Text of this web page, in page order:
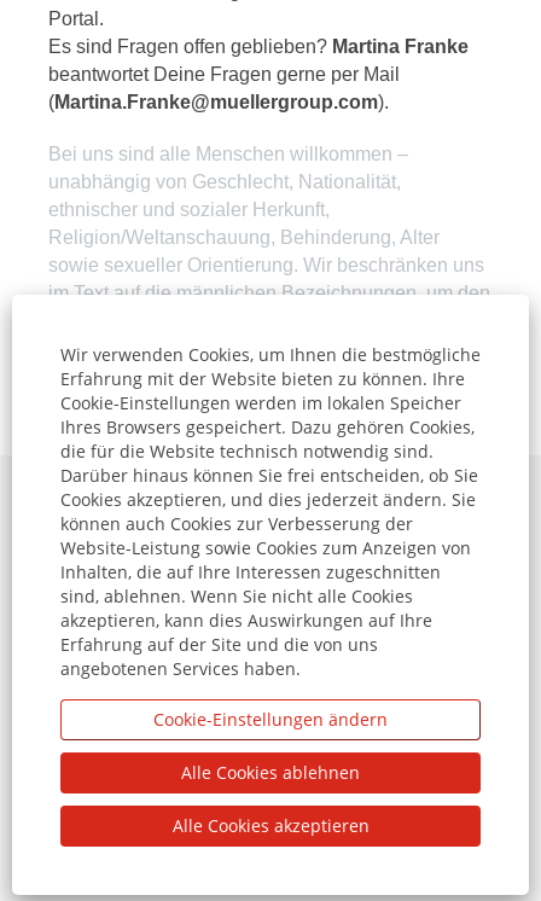
Wir verwenden Cookies, um Ihnen die bestmögliche
Erfahrung mit der Website bieten zu können. Ihre
Cookie-Einstellungen werden im lokalen Speicher
Ihres Browsers gespeichert. Dazu gehören Cookies,
die für die Website technisch notwendig sind.
Darüber hinaus können Sie frei entscheiden, ob Sie
Cookies akzeptieren, und dies jederzeit ändern. Sie
können auch Cookies zur Verbesserung der
Website-Leistung sowie Cookies zum Anzeigen von
Inhalten, die auf Ihre Interessen zugeschnitten
sind, ablehnen. Wenn Sie nicht alle Cookies
akzeptieren, kann dies Auswirkungen auf Ihre
Erfahrung auf der Site und die von uns
angebotenen Services haben.
Cookie-Einstellungen ändern
Alle Cookies ablehnen
Alle Cookies akzeptieren
Portal.
Es sind Fragen offen geblieben? Martina Franke
beantwortet Deine Fragen gerne per Mail
(Martina.Franke@muellergroup.com).
Bei uns sind alle Menschen willkommen –
unabhängig von Geschlecht, Nationalität,
ethnischer und sozialer Herkunft,
Religion/Weltanschauung, Behinderung, Alter
sowie sexueller Orientierung. Wir beschränken uns
im Text auf die männlichen Bezeichnungen, um den
Jetzt bewerben »
Datenschutzhinweise
Impressum
Jobbörse
W
r
d
u
f
i
r
W
i
r
d
a
u
f
e
i
r
W
i
r
d
a
u
f
e
i
r
W
r
d
u
f
i
r